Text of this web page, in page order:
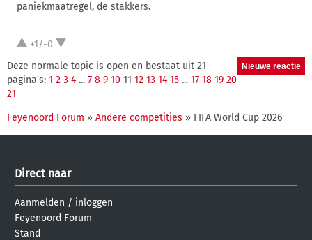
paniekmaatregel, de stakkers.
+1/-0
Deze normale topic is open en bestaat uit 21
pagina's: 1 2 3 4 ... 7 8 9 10 11 12 13 14 15 ... 17 18 19 20
21
Feyenoord Forum » Andere competities » FIFA World Cup 2026
Direct naar
Aanmelden / inloggen
Feyenoord Forum
Stand